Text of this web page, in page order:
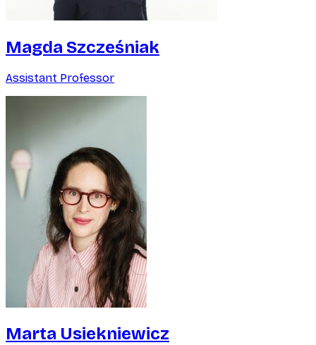
Magda Szcześniak
Assistant Professor
Marta Usiekniewicz